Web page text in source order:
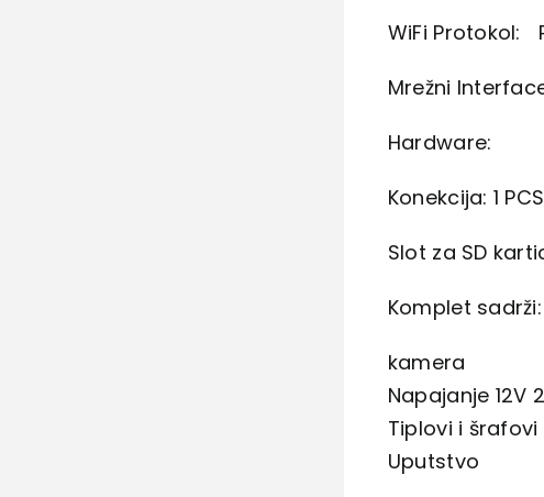
WiFi Protokol:
Mrežni
Hardware:
Konekcija: 1
Slot za SD
Komplet sadrži:
kamera
Napajanje 12V
Tiplovi i šrafovi
Uputstvo